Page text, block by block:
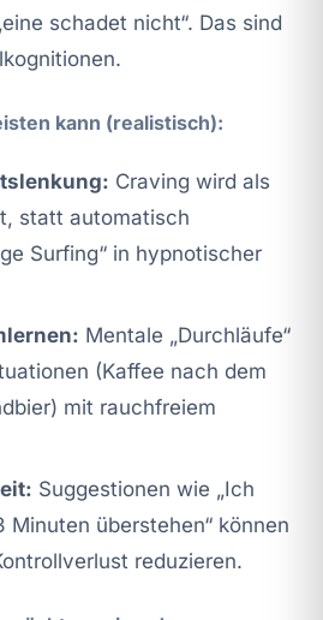
schadet nicht“. Das sind
kann (realistisch):
Craving wird als
statt automatisch
Surfing“ in hypnotischer
Mentale „Durchläufe“
(Kaffee nach dem
mit rauchfreiem
Suggestionen wie „Ich
Minuten überstehen“ können
reduzieren.